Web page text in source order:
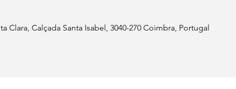
Clara, Calçada Santa Isabel, 3040-270 Coimbra, Portugal